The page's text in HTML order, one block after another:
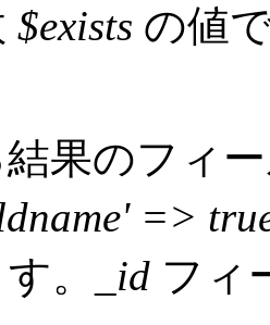
$exists の値
果のフィ
=>
。
_id フィ